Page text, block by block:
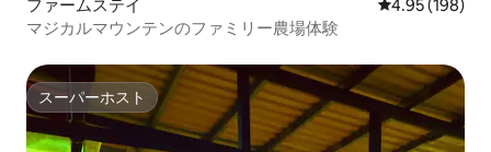
ファームステイ レビュー198
4.95 (198)
マジカルマウンテンのファミリー農場体験
スーパーホスト
スーパーホスト